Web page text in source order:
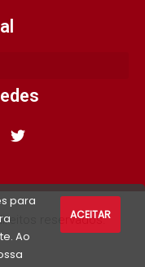
reservados.
para
Ao
ACEITAR